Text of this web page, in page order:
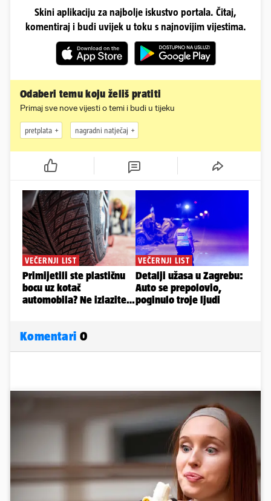
Skini aplikaciju za najbolje iskustvo portala. Čitaj,
komentiraj i budi uvijek u toku s najnovijim vijestima.
Odaberi temu koju želiš pratiti
Primaj sve nove vijesti o temi i budi u tijeku
pretplata nagradni natječaj
Komentari 0